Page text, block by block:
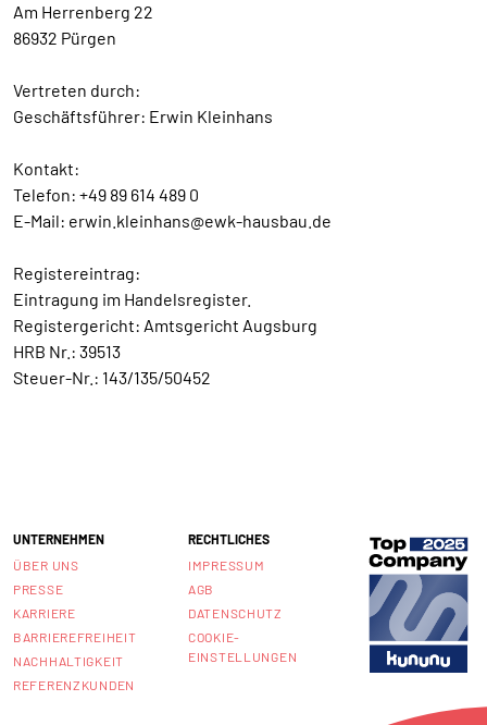
Am Herrenberg 22
86932 Pürgen
Vertreten durch:
Geschäftsführer: Erwin Kleinhans
Kontakt:
Telefon: +49 89 614 489 0
E-Mail: erwin.kleinhans@ewk-hausbau.de
Registereintrag:
Eintragung im Handelsregister.
Registergericht: Amtsgericht Augsburg
HRB Nr.: 39513
Steuer-Nr.: 143/135/50452
UNTERNEHMEN
ÜBER UNS
PRESSE
KARRIERE
BARRIEREFREIHEIT
NACHHALTIGKEIT
REFERENZKUNDEN
RECHTLICHES
IMPRESSUM
AGB
DATENSCHUTZ
COOKIE-
EINSTELLUNGEN